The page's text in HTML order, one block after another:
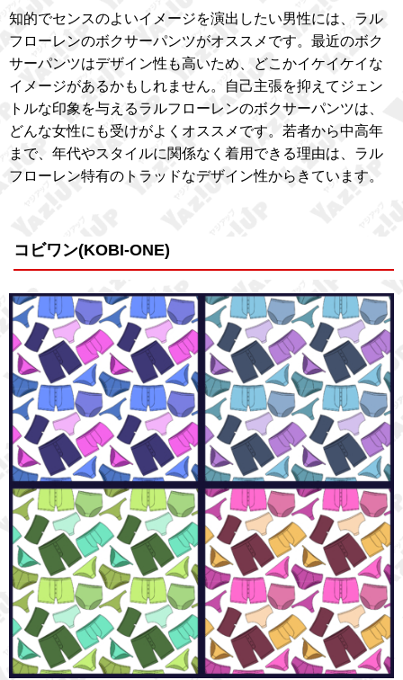
知的でセンスのよいイメージを演出したい男性には、ラル
フローレンのボクサーパンツがオススメです。最近のボク
サーパンツはデザイン性も高いため、どこかイケイケイな
イメージがあるかもしれません。自己主張を抑えてジェン
トルな印象を与えるラルフローレンのボクサーパンツは、
どんな女性にも受けがよくオススメです。若者から中高年
まで、年代やスタイルに関係なく着用できる理由は、ラル
フローレン特有のトラッドなデザイン性からきています。
コビワン(KOBI-ONE)